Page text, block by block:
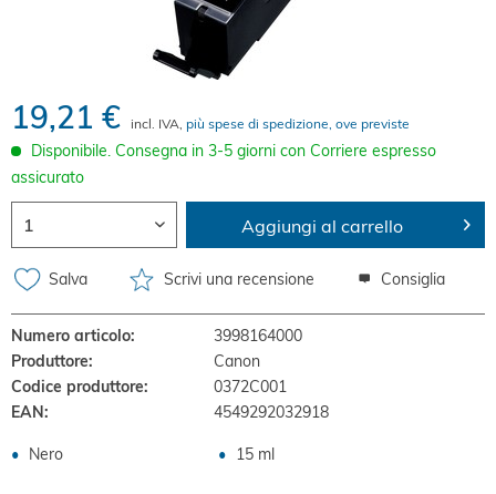
19,21 € incl. IVA, più spese di spedizione, ove previste
Disponibile. Consegna in 3-5 giorni con Corriere espresso
assicurato
Aggiungi al carrello
Salva Scrivi una recensione Consiglia
Numero articolo:
3998164000
Produttore:
Canon
Codice produttore:
0372C001
EAN:
4549292032918
Nero 15 ml